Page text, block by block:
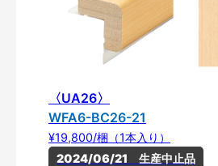
〈UA26〉
WFA6-BC26-21
¥19,800/梱（1本入り）
2024/06/21　生産中止品